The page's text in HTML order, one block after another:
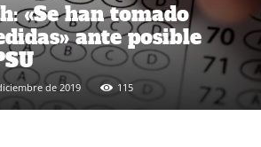
«Se han tomado
ante posible
de 2019 115